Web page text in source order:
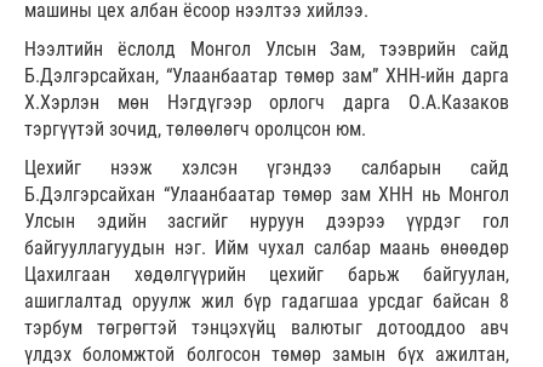
машины цех албан ёсоор нээлтээ хийлээ.
Нээлтийн ёслолд Монгол Улсын Зам, тээврийн сайд
Б.Дэлгэрсайхан, “Улаанбаатар төмөр зам” ХНН-ийн дарга
Х.Хэрлэн мөн Нэгдүгээр орлогч дарга О.А.Казаков
тэргүүтэй зочид, төлөөлөгч оролцсон юм.
Цехийг нээж хэлсэн үгэндээ салбарын сайд
Б.Дэлгэрсайхан “Улаанбаатар төмөр зам ХНН нь Монгол
Улсын эдийн засгийг нуруун дээрээ үүрдэг гол
байгууллагуудын нэг. Ийм чухал салбар маань өнөөдөр
Цахилгаан хөдөлгүүрийн цехийг барьж байгуулан,
ашиглалтад оруулж жил бүр гадагшаа урсдаг байсан 8
тэрбум төгрөгтэй тэнцэхүйц валютыг дотооддоо авч
үлдэх боломжтой болгосон төмөр замын бүх ажилтан,